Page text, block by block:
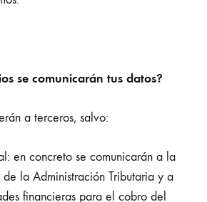
se comunicarán tus datos?
a terceros, salvo:
en concreto se comunicarán a la
la Administración Tributaria y a
financieras para el cobro del